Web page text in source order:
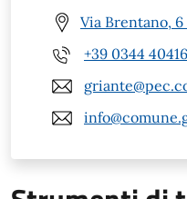
Via Brentano, 6
+39 0344 40416